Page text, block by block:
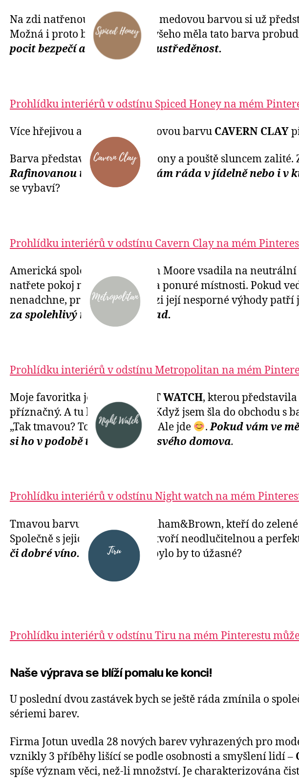
Na zdi natřenou tuto pozitivní medovou barvou si už
Možná i proto by v nás podle všeho měla tato barva
pocit bezpečí a podporuje soustředěnost.
Prohlídku interiérů v odstínu Spiced Honey na mém
Více hřejivou a teplejší terakotovou barvu CAVERN CLAY
Barva představující pláže, kaňony a pouště sluncem
Rafinovanou terakotovou mám ráda v jídelně nebo i v
se vybaví?
Prohlídku interiérů v odstínu Cavern Clay na mém
Americká společnost Benjamin Moore vsadila na
natřete pokoj na bílo v tmavé a ponuré místnosti. Pokud
nenadchne, prostě je šedá. Mezi její nesporné výhody
za spolehlivý neutrální základ.
Prohlídku interiérů v odstínu Metropolitan na mém
Moje favoritka je barva NIGHT WATCH, kterou představila
příznačný. A tu barvu miluju. Když jsem šla do obchodu s
„Tak tmavou? To přeci nejde.“ Ale jde
.Pokud vám ve
si ho v podobě této barvy do svého domova.
Prohlídku interiérů v odstínu Night watch na mém
Tmavou barvu také zvolili Graham&Brown, kteří do
Společně s jejich tapetou Toru tvoří neodlučitelnou a
či dobré víno. No řekněte, nebylo by to úžasné?
Prohlídku interiérů v odstínu Tiru na mém Pinterestu
Naše výprava se blíží pomalu ke konci!
U poslední dvou zastávek bych se ještě ráda zmínila o
sériemi barev.
Firma Jotun uvedla 28 nových barev vyhrazených pro
vznikly 3 příběhy lišící se podle osobnosti a smyšlení lidí –
spíše význam věci, než-li množství. Je charakterizována